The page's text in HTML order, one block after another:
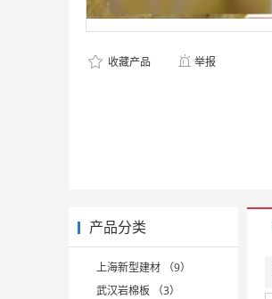
收藏产品 举报
产品分类
上海新型建材 （9）
武汉岩棉板 （3）